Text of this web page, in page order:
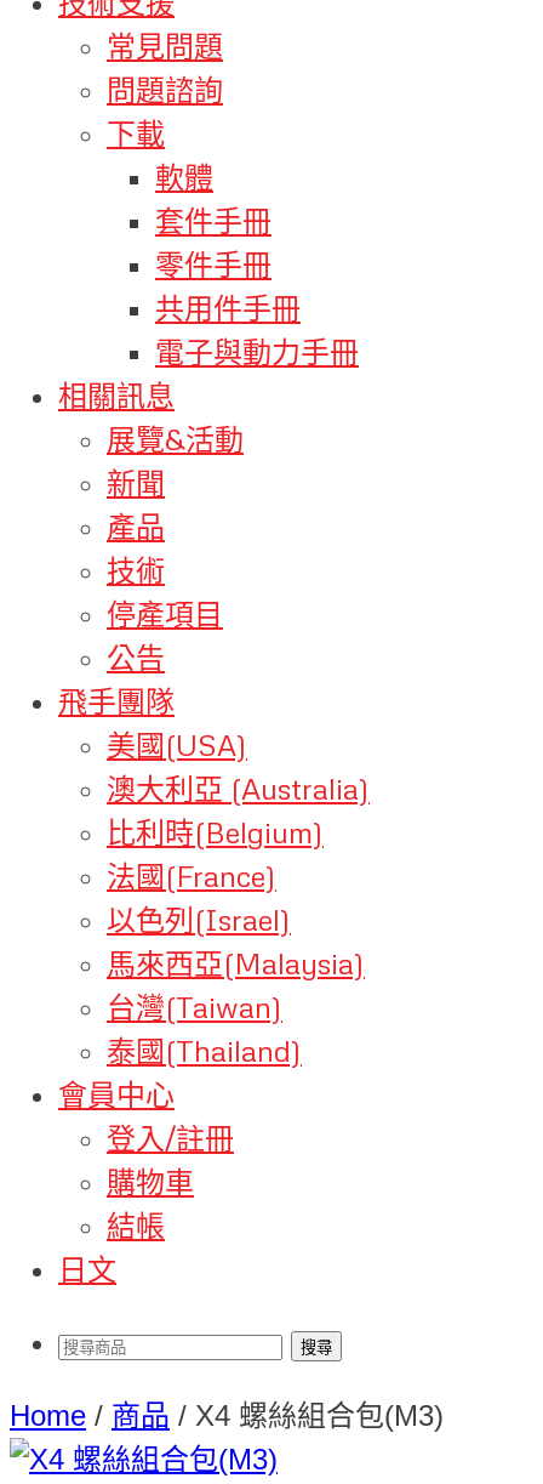
常見問題
問題諮詢
下載
軟體
套件手冊
零件手冊
共用件手冊
電子與動力手冊
相關訊息
展覽&活動
新聞
產品
技術
停產項目
公告
飛手團隊
美國(USA)
澳大利亞 (Australia)
比利時(Belgium)
法國(France)
以色列(Israel)
馬來西亞(Malaysia)
台灣(Taiwan)
泰國(Thailand)
會員中心
登入/註冊
購物車
結帳
日文
Home / 商品 / X4 螺絲組合包(M3)